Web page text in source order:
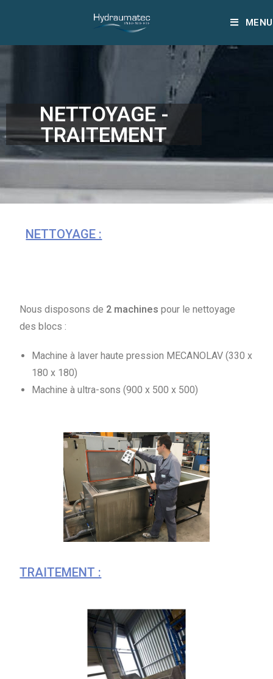
MENU
NETTOYAGE -
TRAITEMENT
NETTOYAGE :
Nous disposons de 2 machines pour le nettoyage
des blocs :
Machine à laver haute pression MECANOLAV (330 x
180 x 180)
Machine à ultra-sons (900 x 500 x 500)
TRAITEMENT :